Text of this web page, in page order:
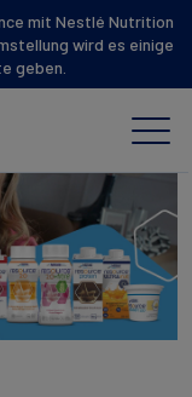
mit Nestlé Nutrition
wird es einige
geben.